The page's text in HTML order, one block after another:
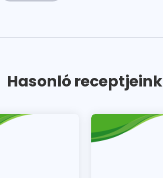
Hasonló receptjeink